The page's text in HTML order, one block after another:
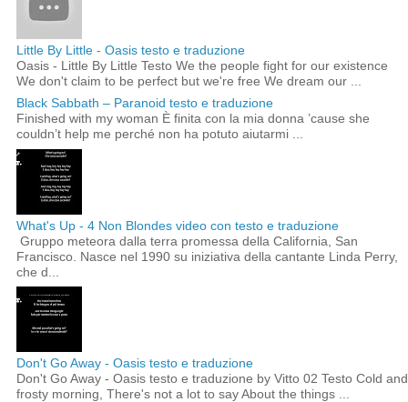
Little By Little - Oasis testo e traduzione
Oasis - Little By Little Testo We the people fight for our existence
We don't claim to be perfect but we're free We dream our ...
Black Sabbath – Paranoid testo e traduzione
Finished with my woman È finita con la mia donna ’cause she
couldn’t help me perché non ha potuto aiutarmi ...
What's Up - 4 Non Blondes video con testo e traduzione
Gruppo meteora dalla terra promessa della California, San
Francisco. Nasce nel 1990 su iniziativa della cantante Linda Perry,
che d...
Don't Go Away - Oasis testo e traduzione
Don't Go Away - Oasis testo e traduzione by Vitto 02 Testo Cold and
frosty morning, There's not a lot to say About the things ...